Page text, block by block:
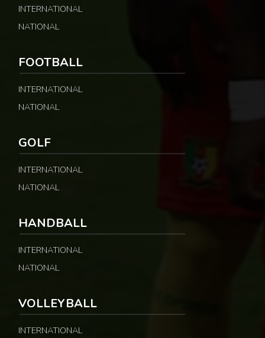
INTERNATIONAL
NATIONAL
FOOTBALL
INTERNATIONAL
NATIONAL
GOLF
INTERNATIONAL
NATIONAL
HANDBALL
INTERNATIONAL
NATIONAL
VOLLEYBALL
INTERNATIONAL